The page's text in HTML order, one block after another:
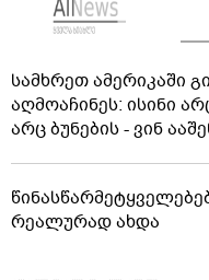
სამხრეთ ამერიკაში
აღმოაჩინეს: ისინი
არც ბუნების - ვინ
რეალურად ახდა